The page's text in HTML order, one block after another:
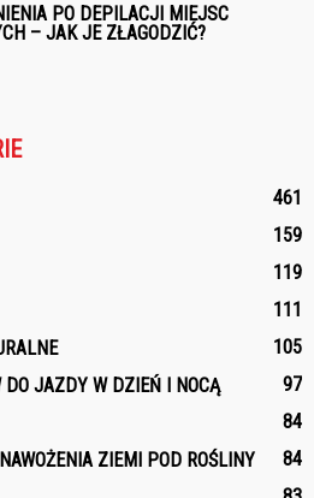
PO DEPILACJI MIEJSC
– JAK JE ZŁAGODZIĆ?
461
159
119
111
105
DO JAZDY W DZIEŃ I NOCĄ
97
84
ZIEMI POD ROŚLINY
84